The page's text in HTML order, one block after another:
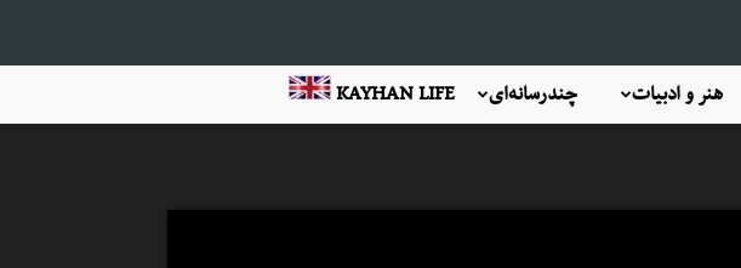
KAYHAN LIFE چندرسانه‌ای هنر و ادبیات